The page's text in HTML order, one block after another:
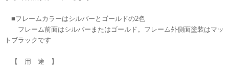
■フレームカラーはシルバーとゴールドの2色
フレーム前面はシルバーまたはゴールド。フレーム外側面塗装はマッ
トブラックです
【 用 途 】